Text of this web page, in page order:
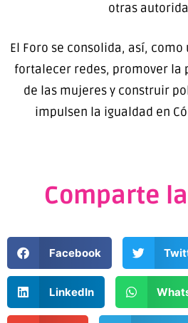
otras
El Foro se consolida, así,
fortalecer redes, promover la
de las mujeres y construir
impulsen la igualdad en
Comparte
Facebook
LinkedIn